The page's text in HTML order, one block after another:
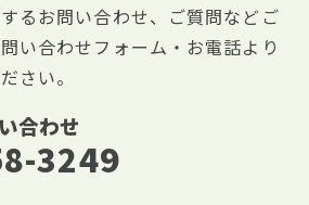
るお問い合わせ、ご質問などご
い合わせフォーム・お電話より
さい。
合わせ
3249